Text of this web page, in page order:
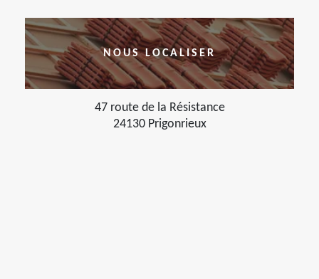
NOUS LOCALISER
47 route de la Résistance
24130 Prigonrieux